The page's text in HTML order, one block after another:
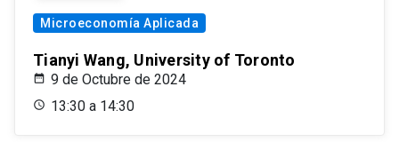
Microeconomía Aplicada
Tianyi Wang, University of Toronto
9 de Octubre de 2024
13:30 a 14:30